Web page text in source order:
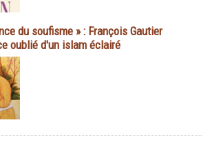
du soufisme » : François Gautier
oublié d'un islam éclairé